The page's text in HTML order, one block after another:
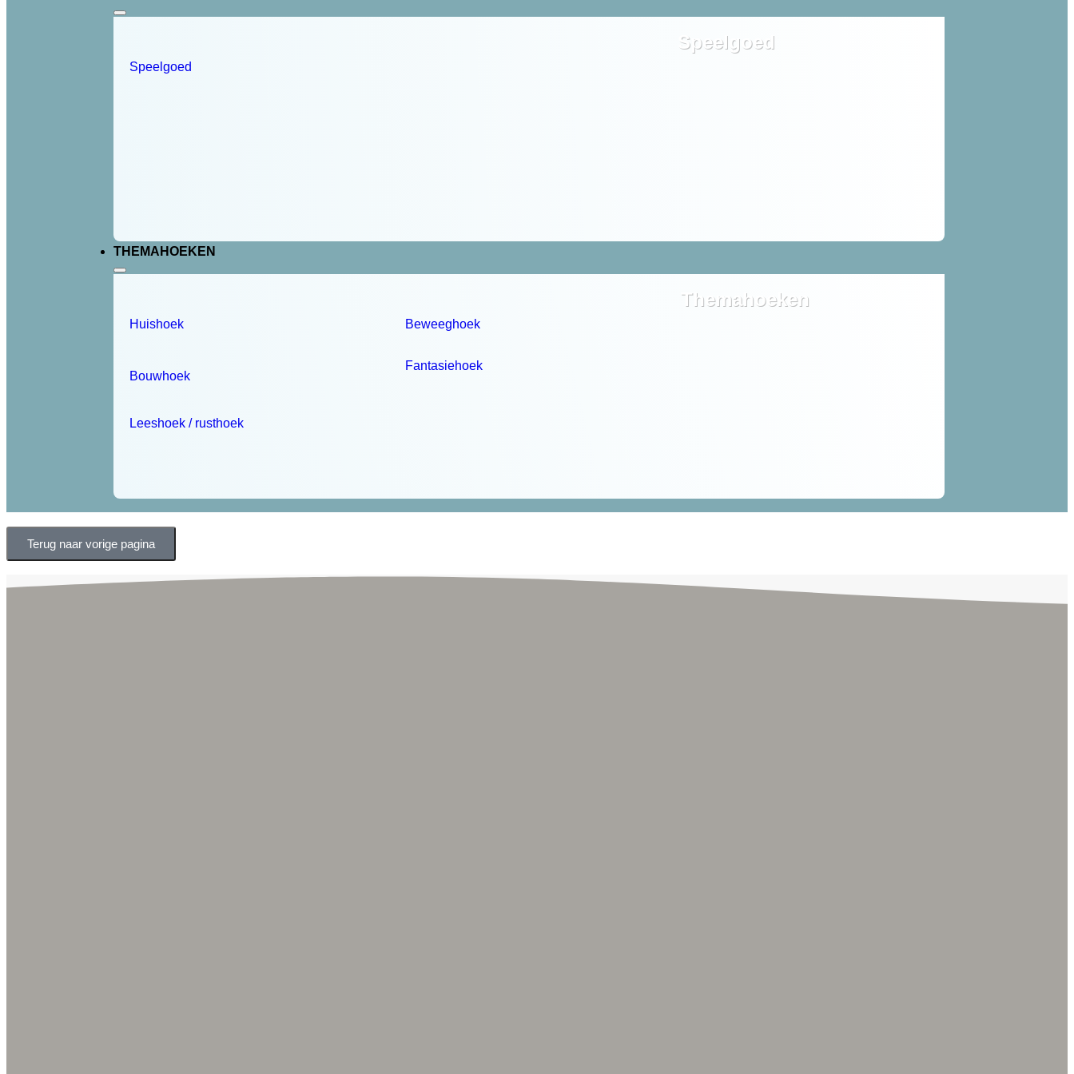
Speelgoed
Speelgoed
THEMAHOEKEN
Huishoek
Bouwhoek
Leeshoek / rusthoek
Beweeghoek
Fantasiehoek
Themahoeken
Terug naar vorige pagina